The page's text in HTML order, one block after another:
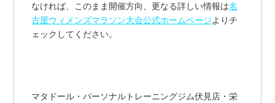
なければ、このまま開催方向、更なる詳しい情報は名
古屋ウィメンズマラソン大会公式ホームページよりチ
ェックしてください。
マタドール・パーソナルトレーニングジム伏見店・栄